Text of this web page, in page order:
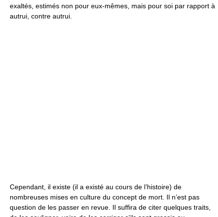
exaltés, estimés non pour eux-mêmes, mais pour soi par rapport à
autrui, contre autrui.
Cependant, il existe (il a existé au cours de l’histoire) de
nombreuses mises en culture du concept de mort. Il n’est pas
question de les passer en revue. Il suffira de citer quelques traits,